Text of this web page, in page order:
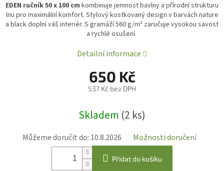
650 Kč
537 Kč bez DPH
cena:
Skladem (2 ks)
Můžeme doručit do: 10.8.2026 Možnosti doručení
Přidat do košíku
EDEN ručník 50 x 100 cm kombinuje jemnost bavlny a přírodní strukturu
lnu pro maximální komfort. Stylový kostkovaný design v barvách nature
a black doplní váš interiér. S gramáží 560 g/m² zaručuje vysokou savost
a rychlé osušení.
Detailní informace